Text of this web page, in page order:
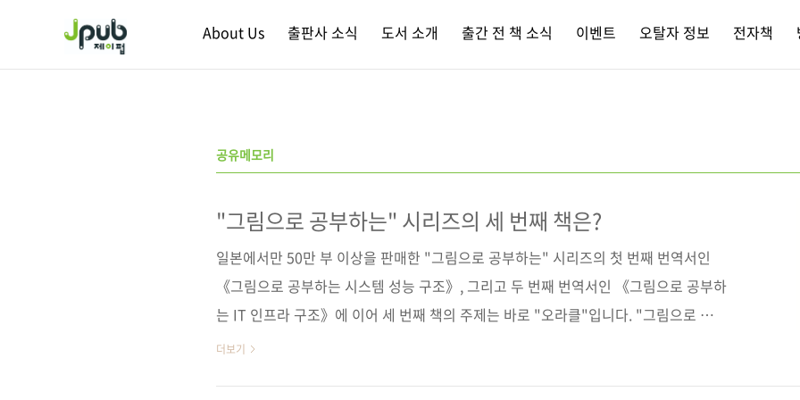
About Us 출판사 소식 도서 소개 출간 전 책 소식 이벤트 오탈자 정보 전자책
공유메모리
"그림으로 공부하는" 시리즈의 세 번째 책은?
일본에서만 50만 부 이상을 판매한 "그림으로 공부하는" 시리즈의 첫 번째 번역서인
《그림으로 공부하는 시스템 성능 구조》, 그리고 두 번째 번역서인 《그림으로 공부하
는 IT 인프라 구조》에 이어 세 번째 책의 주제는 바로 "오라클"입니다. "그림으로 공부
하는" 시리즈는 쉽게 설명한 텍스트, 그리고 그 텍스트를 다시 그림으로 이해하기 쉽게
더보기